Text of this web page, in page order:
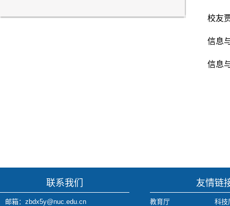
校友
信息
信息
联系我们
邮箱：zbdx5y@nuc.edu.cn
友情链
教育厅 科技